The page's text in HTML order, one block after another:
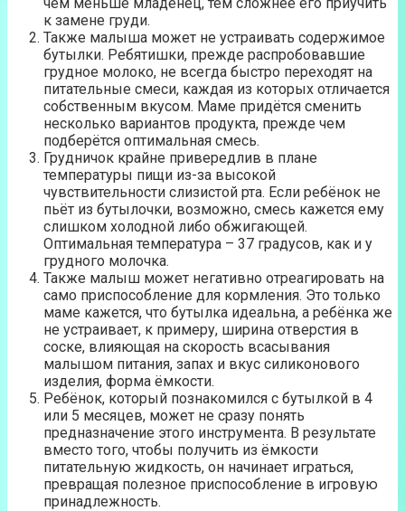
к замене груди.
Также малыша может не устраивать содержимое
бутылки. Ребятишки, прежде распробовавшие
грудное молоко, не всегда быстро переходят на
питательные смеси, каждая из которых отличается
собственным вкусом. Маме придётся сменить
несколько вариантов продукта, прежде чем
подберётся оптимальная смесь.
Грудничок крайне привередлив в плане
температуры пищи из-за высокой
чувствительности слизистой рта. Если ребёнок не
пьёт из бутылочки, возможно, смесь кажется ему
слишком холодной либо обжигающей.
Оптимальная температура – 37 градусов, как и у
грудного молочка.
Также малыш может негативно отреагировать на
само приспособление для кормления. Это только
маме кажется, что бутылка идеальна, а ребёнка же
не устраивает, к примеру, ширина отверстия в
соске, влияющая на скорость всасывания
малышом питания, запах и вкус силиконового
изделия, форма ёмкости.
Ребёнок, который познакомился с бутылкой в 4
или 5 месяцев, может не сразу понять
предназначение этого инструмента. В результате
вместо того, чтобы получить из ёмкости
питательную жидкость, он начинает играться,
превращая полезное приспособление в игровую
принадлежность.